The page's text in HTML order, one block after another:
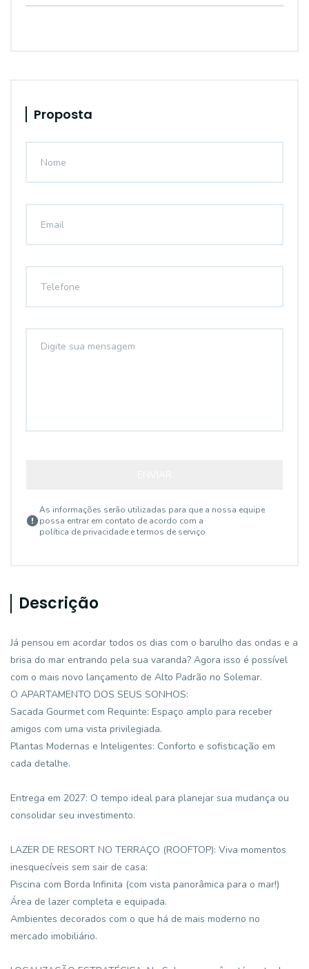
Proposta
As informações serão utilizadas para que a nossa equipe
possa entrar em contato de acordo com a
política de privacidade e termos de serviço
Descrição
Já pensou em acordar todos os dias com o barulho das ondas e a
brisa do mar entrando pela sua varanda? Agora isso é possível
com o mais novo lançamento de Alto Padrão no Solemar.
O APARTAMENTO DOS SEUS SONHOS:
Sacada Gourmet com Requinte: Espaço amplo para receber
amigos com uma vista privilegiada.
Plantas Modernas e Inteligentes: Conforto e sofisticação em
cada detalhe.
Entrega em 2027: O tempo ideal para planejar sua mudança ou
consolidar seu investimento.
LAZER DE RESORT NO TERRAÇO (ROOFTOP): Viva momentos
inesquecíveis sem sair de casa:
Piscina com Borda Infinita (com vista panorâmica para o mar!)
Área de lazer completa e equipada.
Ambientes decorados com o que há de mais moderno no
mercado imobiliário.